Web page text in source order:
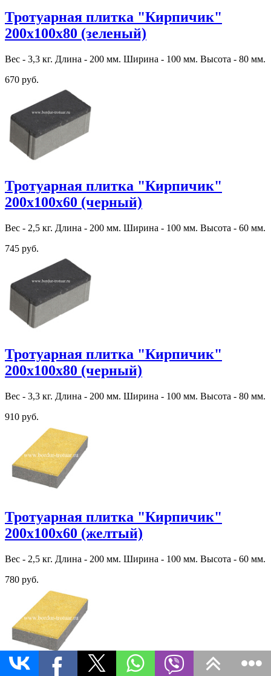
Тротуарная плитка "Кирпичик"
200х100х80 (зеленый)
Вес - 3,3 кг. Длина - 200 мм. Ширина - 100 мм. Высота - 80 мм.
670 руб.
Тротуарная плитка "Кирпичик"
200х100х60 (черный)
Вес - 2,5 кг. Длина - 200 мм. Ширина - 100 мм. Высота - 60 мм.
745 руб.
Тротуарная плитка "Кирпичик"
200х100х80 (черный)
Вес - 3,3 кг. Длина - 200 мм. Ширина - 100 мм. Высота - 80 мм.
910 руб.
Тротуарная плитка "Кирпичик"
200х100х60 (желтый)
Вес - 2,5 кг. Длина - 200 мм. Ширина - 100 мм. Высота - 60 мм.
780 руб.